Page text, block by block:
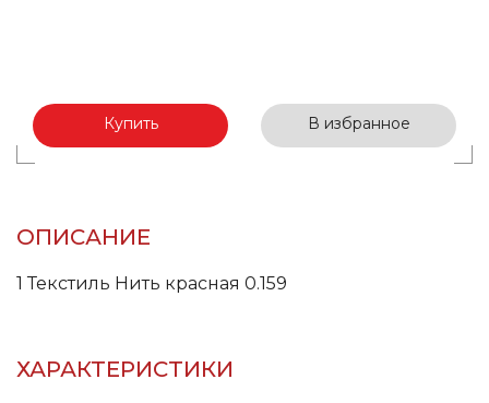
Купить В избранное
ОПИСАНИЕ
1 Текстиль Нить красная 0.159
ХАРАКТЕРИСТИКИ